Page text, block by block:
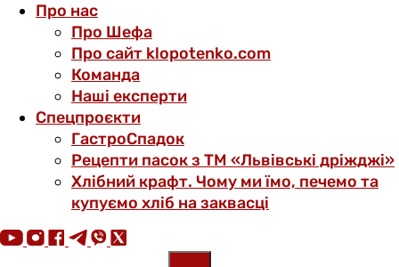
Про нас
Про Шефа
Про сайт klopotenko.com
Команда
Наші експерти
Спецпроєкти
ГастроСпадок
Рецепти пасок з ТМ «Львівські дріжджі»
Хлібний крафт. Чому ми їмо, печемо та
купуємо хліб на заквасці